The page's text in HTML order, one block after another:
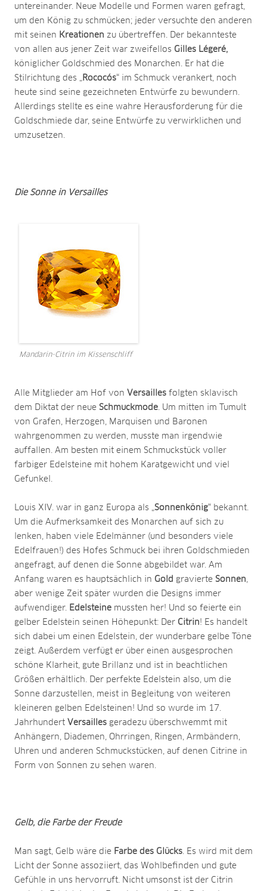
untereinander. Neue Modelle und Formen waren gefragt,
um den König zu schmücken; jeder versuchte den anderen
mit seinen Kreationen zu übertreffen. Der bekannteste
von allen aus jener Zeit war zweifellos Gilles Légeré,
königlicher Goldschmied des Monarchen. Er hat die
Stilrichtung des „ Rococós“ im Schmuck verankert, noch
heute sind seine gezeichneten Entwürfe zu bewundern.
Allerdings stellte es eine wahre Herausforderung für die
Goldschmiede dar, seine Entwürfe zu verwirklichen und
umzusetzen.
Die Sonne in Versailles
Mandarin-Citrin im Kissenschliff
Alle Mitglieder am Hof von Versailles folgten sklavisch
dem Diktat der neue Schmuckmode. Um mitten im Tumult
von Grafen, Herzogen, Marquisen und Baronen
wahrgenommen zu werden, musste man irgendwie
auffallen. Am besten mit einem Schmuckstück voller
farbiger Edelsteine mit hohem Karatgewicht und viel
Gefunkel.
Louis XIV. war in ganz Europa als „Sonnenkönig“ bekannt.
Um die Aufmerksamkeit des Monarchen auf sich zu
lenken, haben viele Edelmänner (und besonders viele
Edelfrauen!) des Hofes Schmuck bei ihren Goldschmieden
angefragt, auf denen die Sonne abgebildet war. Am
Anfang waren es hauptsächlich in Gold gravierte Sonnen,
aber wenige Zeit später wurden die Designs immer
aufwendiger. Edelsteine mussten her! Und so feierte ein
gelber Edelstein seinen Höhepunkt: Der Citrin! Es handelt
sich dabei um einen Edelstein, der wunderbare gelbe Töne
zeigt. Außerdem verfügt er über einen ausgesprochen
schöne Klarheit, gute Brillanz und ist in beachtlichen
Größen erhältlich. Der perfekte Edelstein also, um die
Sonne darzustellen, meist in Begleitung von weiteren
kleineren gelben Edelsteinen! Und so wurde im 17.
Jahrhundert Versailles geradezu überschwemmt mit
Anhängern, Diademen, Ohrringen, Ringen, Armbändern,
Uhren und anderen Schmuckstücken, auf denen Citrine in
Form von Sonnen zu sehen waren.
Gelb, die Farbe der Freude
Man sagt, Gelb wäre die Farbe des Glücks. Es wird mit dem
Licht der Sonne assoziiert, das Wohlbefinden und gute
Gefühle in uns hervorruft. Nicht umsonst ist der Citrin